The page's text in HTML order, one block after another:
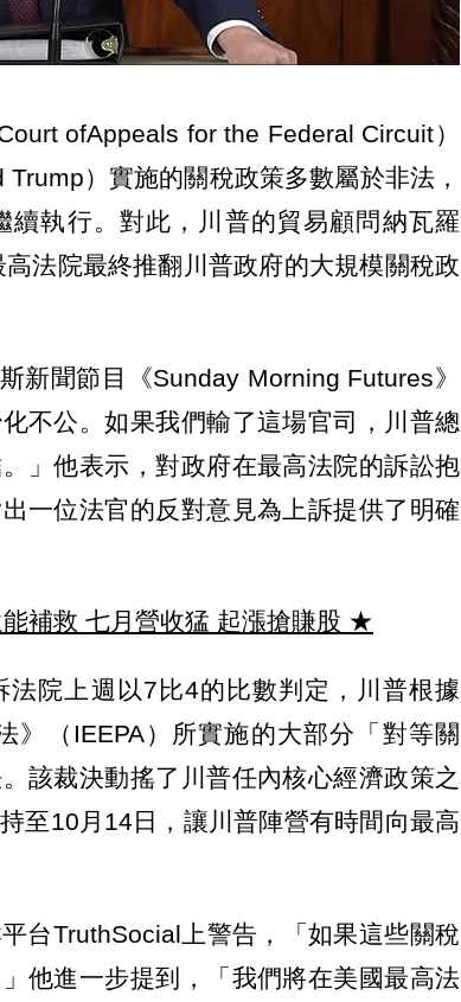
ofAppeals for the Federal Circuit）
）實施的關稅政策多數屬於非法，
續執行。對此，川普的貿易顧問納瓦羅
高法院最終推翻川普政府的大規模關稅政
新聞節目《Sunday Morning Futures》
不公。如果我們輸了這場官司，川普總
」他表示，對政府在最高法院的訴訟抱
一位法官的反對意見為上訴提供了明確
補救 七月營收猛 起漲搶賺股 ★
院上週以7比4的比數判定，川普根據
》（IEEPA）所實施的大部分「對等關
該裁決動搖了川普任內核心經濟政策之
至10月14日，讓川普陣營有時間向最高
台TruthSocial上警告，「如果這些關稅
他進一步提到，「我們將在美國最高法